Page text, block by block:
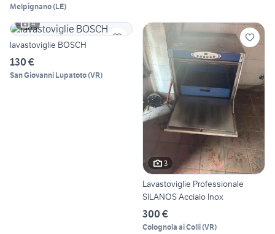
Melpignano(LE)
4
lavastoviglie BOSCH
130 €
San Giovanni Lupatoto(VR)
3
Lavastoviglie Professionale
SILANOS Acciaio Inox
300 €
Colognola ai Colli(VR)